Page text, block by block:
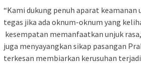
“Kami dukung penuh aparat
tegas jika ada oknum-oknum yang
kesempatan memanfaatkan unjuk
juga menyayangkan sikap pasangan
terkesan membiarkan kerusuhan